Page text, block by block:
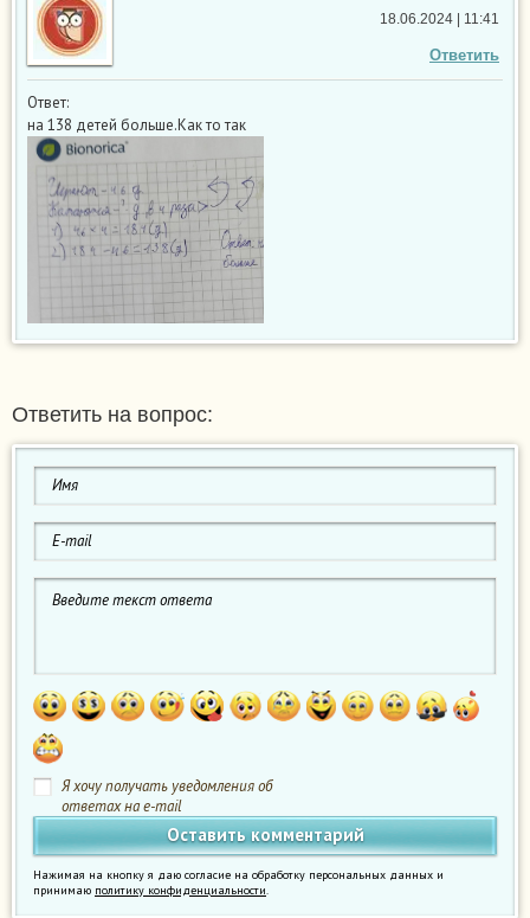
Ответить
18.06.2024 | 11:41
Ответ:
на 138 детей больше.Как то так
Ответить на вопрос:
Я хочу получать уведомления об
ответах на e-mail
Нажимая на кнопку я даю согласие на обработку персональных данных и
принимаю политику конфиденциальности.